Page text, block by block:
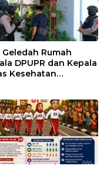
Geledah Rumah
DPUPR dan Kepala
Kesehatan